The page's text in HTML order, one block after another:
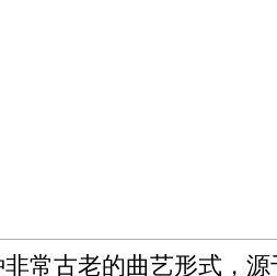
古老的曲艺形式，源